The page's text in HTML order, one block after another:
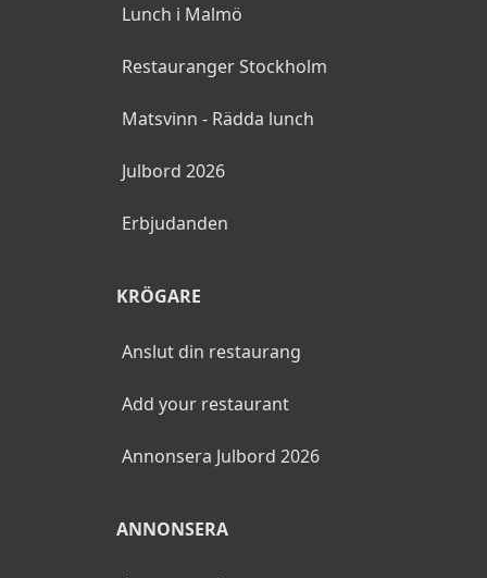
Lunch i Malmö
Restauranger Stockholm
Matsvinn - Rädda lunch
Julbord 2026
Erbjudanden
KRÖGARE
Anslut din restaurang
Add your restaurant
Annonsera Julbord 2026
ANNONSERA